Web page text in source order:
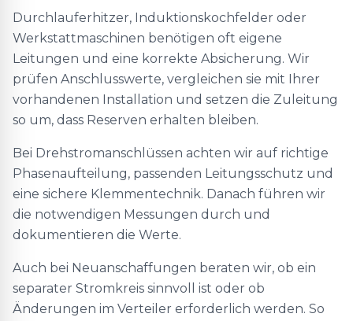
Durchlauferhitzer, Induktionskochfelder oder
Werkstattmaschinen benötigen oft eigene
Leitungen und eine korrekte Absicherung. Wir
prüfen Anschlusswerte, vergleichen sie mit Ihrer
vorhandenen Installation und setzen die Zuleitung
so um, dass Reserven erhalten bleiben.
Bei Drehstromanschlüssen achten wir auf richtige
Phasenaufteilung, passenden Leitungsschutz und
eine sichere Klemmentechnik. Danach führen wir
die notwendigen Messungen durch und
dokumentieren die Werte.
Auch bei Neuanschaffungen beraten wir, ob ein
separater Stromkreis sinnvoll ist oder ob
Änderungen im Verteiler erforderlich werden. So